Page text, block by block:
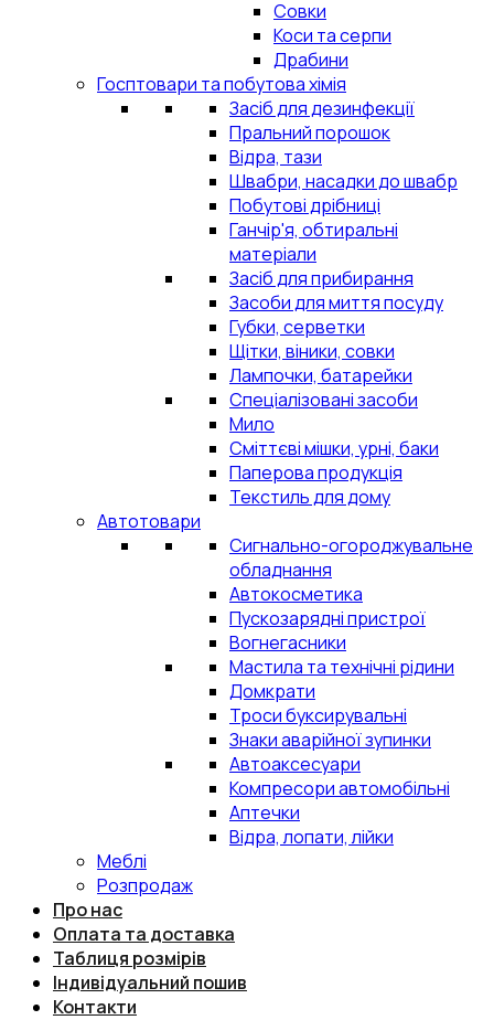
Совки
Коси та серпи
Драбини
Госптовари та побутова хімія
Засіб для дезинфекції
Пральний порошок
Відра, тази
Швабри, насадки до швабр
Побутові дрібниці
Ганчір'я, обтиральні
матеріали
Засіб для прибирання
Засоби для миття посуду
Губки, серветки
Щітки, віники, совки
Лампочки, батарейки
Спеціалізовані засоби
Мило
Сміттєві мішки, урні, баки
Паперова продукція
Текстиль для дому
Автотовари
Сигнально-огороджувальне
обладнання
Автокосметика
Пускозарядні пристрої
Вогнегасники
Мастила та технічні рідини
Домкрати
Троси буксирувальні
Знаки аварійної зупинки
Автоаксесуари
Компресори автомобільні
Аптечки
Відра, лопати, лійки
Меблі
Розпродаж
Про нас
Оплата та доставка
Таблиця розмірів
Індивідуальний пошив
Контакти